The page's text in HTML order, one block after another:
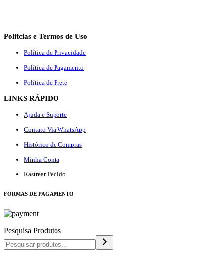
Politcias e Termos de Uso
Política de Privacidade
Política de Pagamento
Política de Frete
LINKS RÁPIDO
Ajuda e Suporte
Contato Via WhatsApp
Histórico de Compras
Minha Conta
Rastrear Pedido
FORMAS DE PAGAMENTO
Pesquisa Produtos